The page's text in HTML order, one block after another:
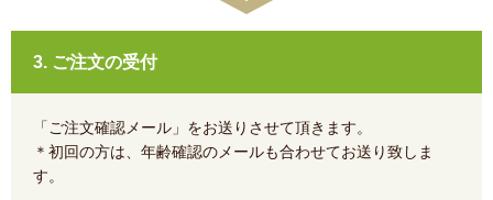
3. ご注文の受付
「ご注文確認メール」をお送りさせて頂きます。
＊初回の方は、年齢確認のメールも合わせてお送り致しま
す。